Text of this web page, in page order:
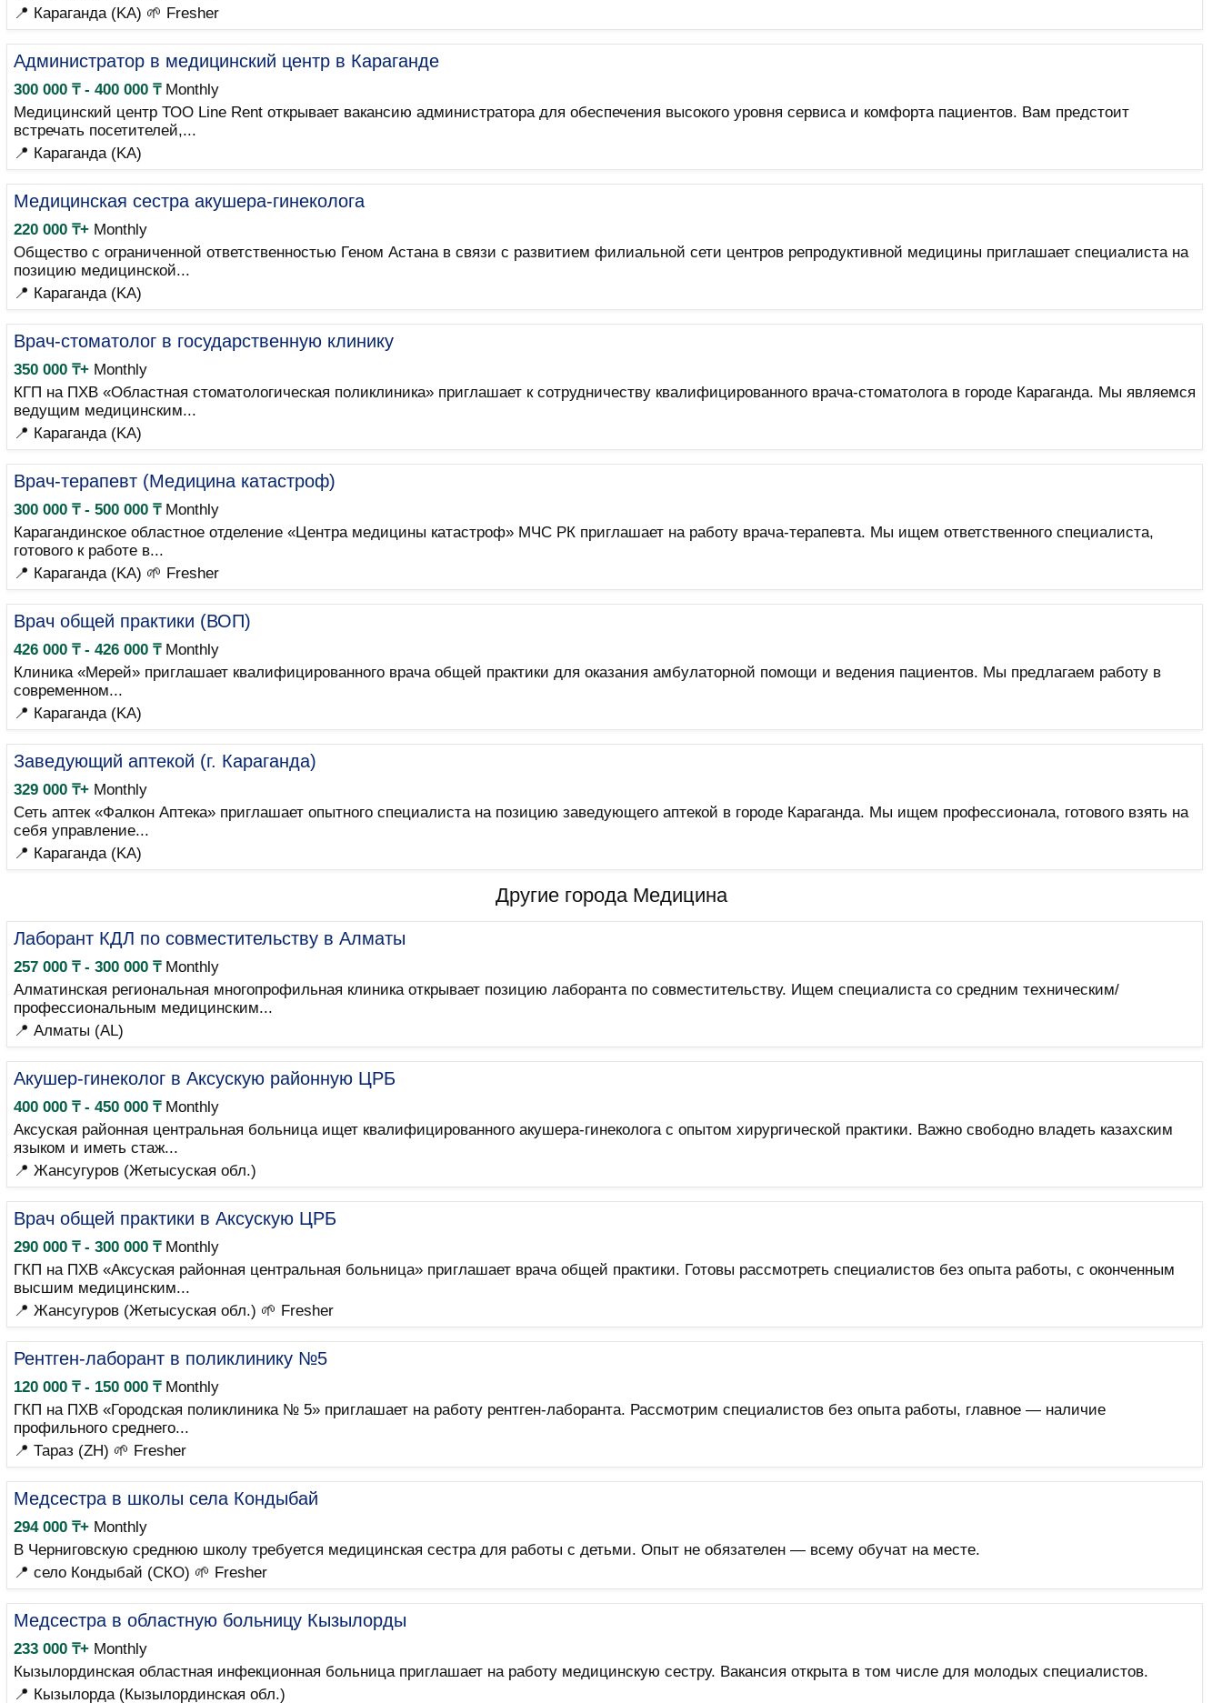
📍 Караганда (KA) 🌱 Fresher
Администратор в медицинский центр в Караганде
300 000 ₸ - 400 000 ₸Monthly
Медицинский центр ТОО Line Rent открывает вакансию администратора для обеспечения высокого уровня сервиса и комфорта пациентов. Вам предстоит
встречать посетителей,...
📍 Караганда (KA)
Медицинская сестра акушера-гинеколога
220 000 ₸+ Monthly
Общество с ограниченной ответственностью Геном Астана в связи с развитием филиальной сети центров репродуктивной медицины приглашает специалиста на
позицию медицинской...
📍 Караганда (KA)
Врач-стоматолог в государственную клинику
350 000 ₸+ Monthly
КГП на ПХВ «Областная стоматологическая поликлиника» приглашает к сотрудничеству квалифицированного врача-стоматолога в городе Караганда. Мы являемся
ведущим медицинским...
📍 Караганда (KA)
Врач-терапевт (Медицина катастроф)
300 000 ₸ - 500 000 ₸Monthly
Карагандинское областное отделение «Центра медицины катастроф» МЧС РК приглашает на работу врача-терапевта. Мы ищем ответственного специалиста,
готового к работе в...
📍 Караганда (KA) 🌱 Fresher
Врач общей практики (ВОП)
426 000 ₸ - 426 000 ₸Monthly
Клиника «Мерей» приглашает квалифицированного врача общей практики для оказания амбулаторной помощи и ведения пациентов. Мы предлагаем работу в
современном...
📍 Караганда (KA)
Заведующий аптекой (г. Караганда)
329 000 ₸+ Monthly
Сеть аптек «Фалкон Аптека» приглашает опытного специалиста на позицию заведующего аптекой в городе Караганда. Мы ищем профессионала, готового взять на
себя управление...
📍 Караганда (KA)
Другие города Медицина
Лаборант КДЛ по совместительству в Алматы
257 000 ₸ - 300 000 ₸Monthly
Алматинская региональная многопрофильная клиника открывает позицию лаборанта по совместительству. Ищем специалиста со средним техническим/
профессиональным медицинским...
📍 Алматы (AL)
Акушер-гинеколог в Аксускую районную ЦРБ
400 000 ₸ - 450 000 ₸Monthly
Аксуская районная центральная больница ищет квалифицированного акушера-гинеколога с опытом хирургической практики. Важно свободно владеть казахским
языком и иметь стаж...
📍 Жансугуров (Жетысуская обл.)
Врач общей практики в Аксускую ЦРБ
290 000 ₸ - 300 000 ₸Monthly
ГКП на ПХВ «Аксуская районная центральная больница» приглашает врача общей практики. Готовы рассмотреть специалистов без опыта работы, с оконченным
высшим медицинским...
📍 Жансугуров (Жетысуская обл.) 🌱 Fresher
Рентген-лаборант в поликлинику №5
120 000 ₸ - 150 000 ₸Monthly
ГКП на ПХВ «Городская поликлиника № 5» приглашает на работу рентген-лаборанта. Рассмотрим специалистов без опыта работы, главное — наличие
профильного среднего...
📍 Тараз (ZH) 🌱 Fresher
Медсестра в школы села Кондыбай
294 000 ₸+ Monthly
В Черниговскую среднюю школу требуется медицинская сестра для работы с детьми. Опыт не обязателен — всему обучат на месте.
📍 село Кондыбай (СКО) 🌱 Fresher
Медсестра в областную больницу Кызылорды
233 000 ₸+ Monthly
Кызылординская областная инфекционная больница приглашает на работу медицинскую сестру. Вакансия открыта в том числе для молодых специалистов.
📍 Кызылорда (Кызылординская обл.)